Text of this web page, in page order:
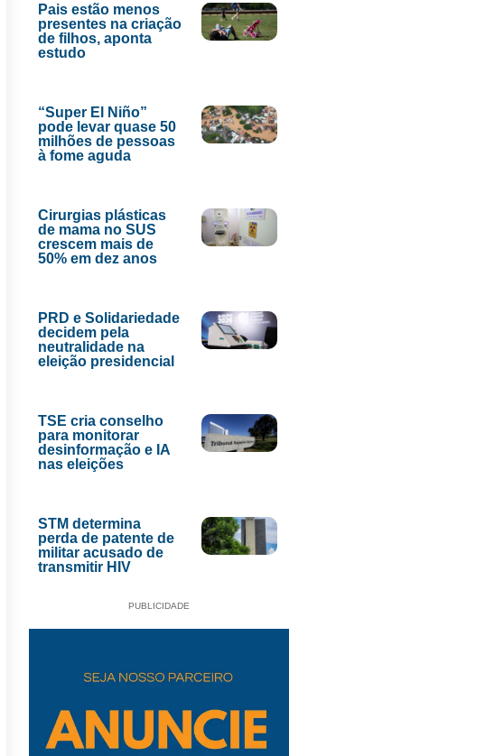
Pais estão menos
presentes na criação
de filhos, aponta
estudo
“Super El Niño”
pode levar quase 50
milhões de pessoas
à fome aguda
Cirurgias plásticas
de mama no SUS
crescem mais de
50% em dez anos
PRD e Solidariedade
decidem pela
neutralidade na
eleição presidencial
TSE cria conselho
para monitorar
desinformação e IA
nas eleições
STM determina
perda de patente de
militar acusado de
transmitir HIV
PUBLICIDADE